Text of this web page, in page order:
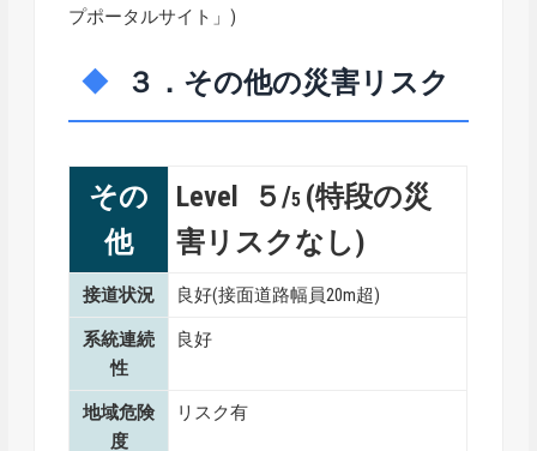
プポータルサイト 」)
３．その他の災害リスク
その
他
Level ５/5 (特段の災
害リスクなし)
接道状況 良好(接面道路幅員20m超)
系統連続
性
良好
地域危険
度
リスク有